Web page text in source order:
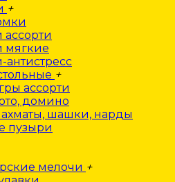
+
мягкие
+
ассорти
домино
шашки, нарды
пузыри
мелочи +